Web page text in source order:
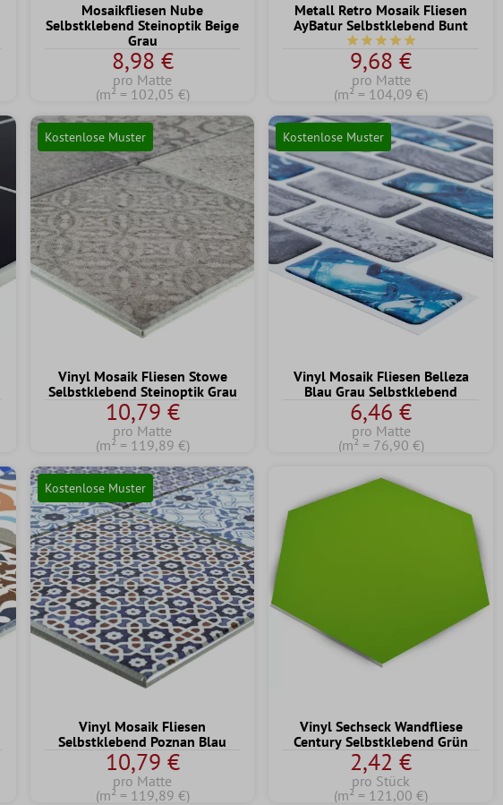
Mosaikfliesen Nube
Selbstklebend Steinoptik Beige
Grau
8,98 €
pro Matte
(m² = 102,05 €)
Metall Retro Mosaik Fliesen
AyBatur Selbstklebend Bunt
Durchschnittliche
9,68 €
pro Matte
(m² = 104,09 €)
Kostenlose Muster
Vinyl Mosaik Fliesen Stowe
Selbstklebend Steinoptik Grau
10,79 €
pro Matte
(m² = 119,89 €)
Kostenlose Muster
Vinyl Mosaik Fliesen Belleza
Blau Grau Selbstklebend
6,46 €
pro Matte
(m² = 76,90 €)
Kostenlose Muster
Vinyl Mosaik Fliesen
Selbstklebend Poznan Blau
10,79 €
pro Matte
(m² = 119,89 €)
Vinyl Sechseck Wandfliese
Century Selbstklebend Grün
2,42 €
pro Stück
(m² = 121,00 €)